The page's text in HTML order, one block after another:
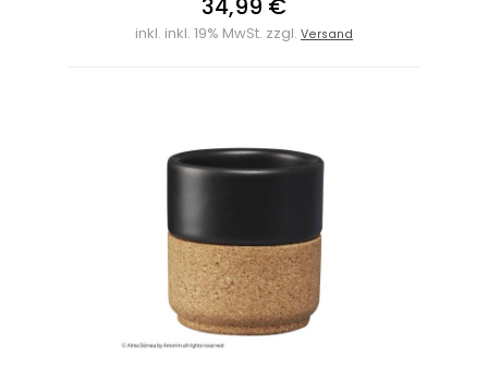
34,99 €
inkl. inkl. 19% MwSt. zzgl. Versand